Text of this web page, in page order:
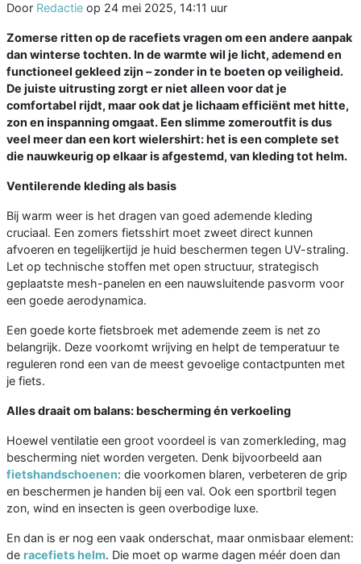
Door Redactie op 24 mei 2025, 14:11 uur
Zomerse ritten op de racefiets vragen om een andere aanpak
dan winterse tochten. In de warmte wil je licht, ademend en
functioneel gekleed zijn – zonder in te boeten op veiligheid.
De juiste uitrusting zorgt er niet alleen voor dat je
comfortabel rijdt, maar ook dat je lichaam efficiënt met hitte,
zon en inspanning omgaat. Een slimme zomeroutfit is dus
veel meer dan een kort wielershirt: het is een complete set
die nauwkeurig op elkaar is afgestemd, van kleding tot helm.
Ventilerende kleding als basis
Bij warm weer is het dragen van goed ademende kleding
cruciaal. Een zomers fietsshirt moet zweet direct kunnen
afvoeren en tegelijkertijd je huid beschermen tegen UV-straling.
Let op technische stoffen met open structuur, strategisch
geplaatste mesh-panelen en een nauwsluitende pasvorm voor
een goede aerodynamica.
Een goede korte fietsbroek met ademende zeem is net zo
belangrijk. Deze voorkomt wrijving en helpt de temperatuur te
reguleren rond een van de meest gevoelige contactpunten met
je fiets.
Alles draait om balans: bescherming én verkoeling
Hoewel ventilatie een groot voordeel is van zomerkleding, mag
bescherming niet worden vergeten. Denk bijvoorbeeld aan
fietshandschoenen: die voorkomen blaren, verbeteren de grip
en beschermen je handen bij een val. Ook een sportbril tegen
zon, wind en insecten is geen overbodige luxe.
En dan is er nog een vaak onderschat, maar onmisbaar element:
de racefiets helm. Die moet op warme dagen méér doen dan